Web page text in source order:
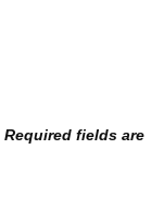
Required fields are